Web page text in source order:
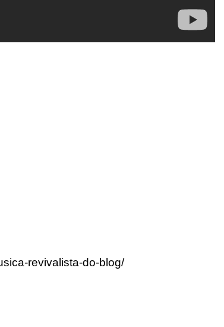
revivalista-do-blog/